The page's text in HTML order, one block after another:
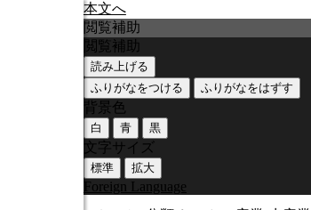
本文へ
閲覧補助
閲覧補助
読み上げる
ふりがなをつける
ふりがなをはずす
背景色
白 青 黒
文字サイズ
標準 拡大
Foreign Language